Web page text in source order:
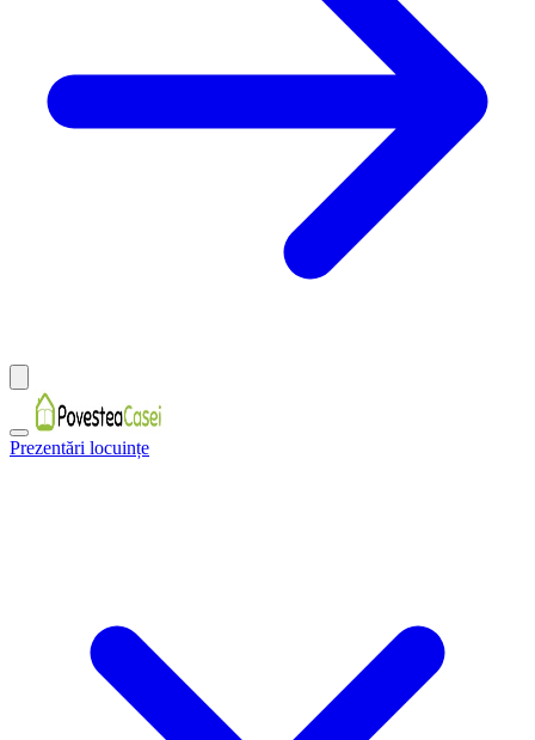
Prezentări locuințe